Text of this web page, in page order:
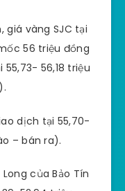
giá vàng SJC tại
56 triệu đồng
56,18 triệu
dịch tại 55,70-
– bán ra).
của Bảo Tín